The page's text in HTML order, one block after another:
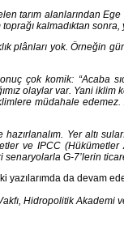
tarım alanlarından
kalmadıktan
plânları yok. Örneğin
çok komik: “Acaba
olaylar var. Yani
müdahale
Yer altı
ve IPCC (Hükümetler
G-7’lerin
yazılarımda da devam
Hidropolitik Akademi